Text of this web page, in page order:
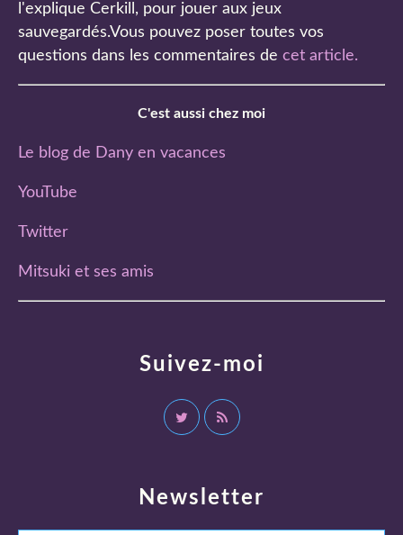
Newsletter
Suivez-moi
l'explique Cerkill, pour jouer aux jeux
sauvegardés.Vous pouvez poser toutes vos
questions dans les commentaires de cet article.
C'est aussi chez moi
Le blog de Dany en vacances
YouTube
Twitter
Mitsuki et ses amis